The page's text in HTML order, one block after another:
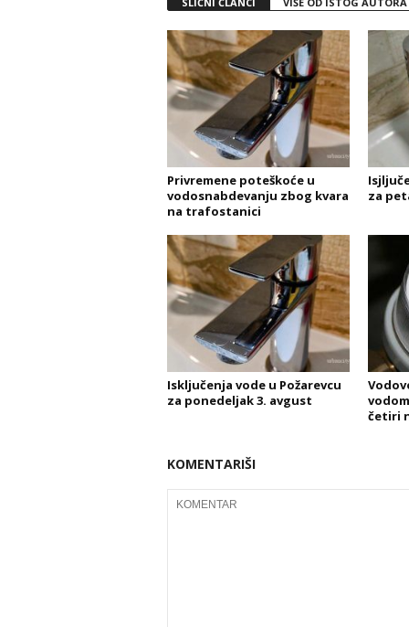
Privremene poteškoće u
vodosnabdevanju zbog kvara
na trafostanici
za
Isključenja vode u Požarevcu
za ponedeljak 3. avgust
četiri
KOMENTARIŠI